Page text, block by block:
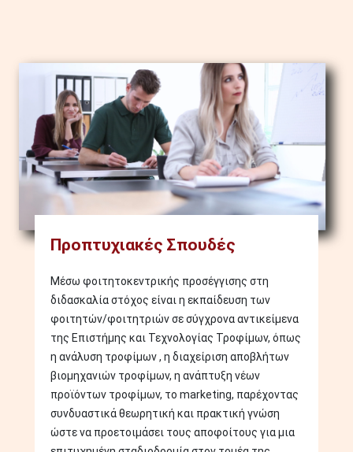
Προπτυχιακές Σπουδές
Μέσω φοιτητοκεντρικής προσέγγισης στη
διδασκαλία στόχος είναι η εκπαίδευση των
φοιτητών/φοιτητριών σε σύγχρονα αντικείμενα
της Επιστήμης και Τεχνολογίας Τροφίμων, όπως
η ανάλυση τροφίμων , η διαχείριση αποβλήτων
βιομηχανιών τροφίμων, η ανάπτυξη νέων
προϊόντων τροφίμων, το marketing, παρέχοντας
συνδυαστικά θεωρητική και πρακτική γνώση
ώστε να προετοιμάσει τους αποφοίτους για μια